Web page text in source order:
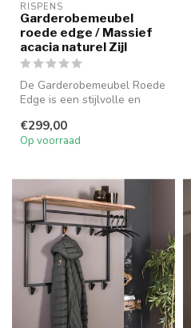
RISPENS
Garderobemeubel
roede edge / Massief
acacia naturel Zijl
De Garderobemeubel Roede
Edge is een stijlvolle en
ophang...
€299,00
Op voorraad